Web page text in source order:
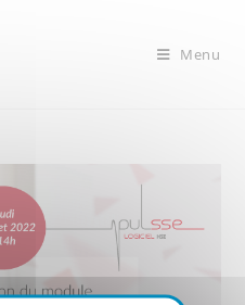
Menu